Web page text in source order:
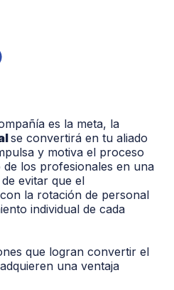
es la meta, la
se convertirá en tu aliado
y motiva el proceso
los profesionales en una
evitar que el
la rotación de personal
individual de cada
que logran convertir el
una ventaja